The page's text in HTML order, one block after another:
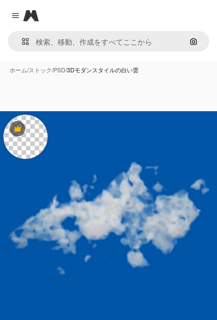
Close menu
Magnific
画像で
ホーム/ストック/PSD/3Dモダンスタイルの白い雲
Premium